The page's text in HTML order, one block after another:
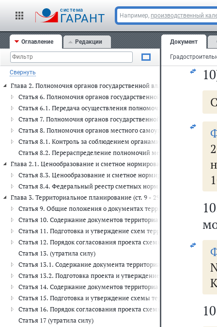
cистема
ГАРАНТ Например, производственный
Оглавление Редакции
Свернуть
Статья 1. Основные понятия, используемые в настоящем Кодексе
Статья 2. Основные принципы законодательства о
Статья 3. Законодательство о градостроительной деятельности
Статья 4. Отношения, регулируемые законодательством о
Статья 5. Субъекты градостроительных отношений
Статья 5.1. Общественные обсуждения, публичные слушания по
Статья 5.2. Перечень мероприятий, осуществляемых при
Глава 2. Полномочия органов государственной власти РФ, органов
Статья 6. Полномочия органов государственной власти РФ в
Статья 6.1. Передача осуществления полномочий Российской
Статья 7. Полномочия органов государственной власти
Статья 8. Полномочия органов местного самоуправления в
Статья 8.1. Контроль за соблюдением органами государственной
Статья 8.2. Перераспределение полномочий между органами
Глава 2.1. Ценообразование и сметное нормирование в области
Статья 8.3. Ценообразование и сметное нормирование в области
Статья 8.4. Федеральный реестр сметных нормативов
Глава 3. Территориальное планирование (ст. 9 - 29)
Статья 9. Общие положения о документах территориального
Статья 10. Содержание документов территориального
Статья 11. Подготовка и утверждение схем территориального
Статья 12. Порядок согласования проекта схемы
Статья 13. (утратила силу)
Статья 13.1. Содержание документа территориального
Статья 13.2. Подготовка проекта и утверждение схемы
Статья 14. Содержание документов территориального
Статья 15. Подготовка и утверждение схемы территориального
Статья 16. Порядок согласования проекта схемы
Статья 17 (утратила силу)
Документ